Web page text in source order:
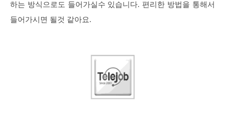
하는 방식으로도 들어가실수 있습니다. 편리한 방법을 통해서
들어가시면 될것 같아요.